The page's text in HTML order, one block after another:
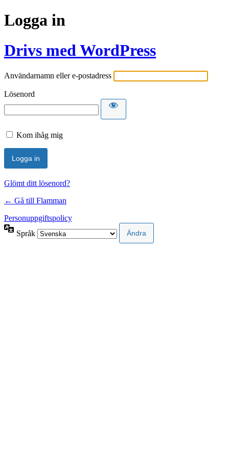
Logga in
Drivs med WordPress
Användarnamn eller e-postadress
Lösenord
Kom ihåg mig
Glömt ditt lösenord?
← Gå till Flamman
Personuppgiftspolicy
Språk